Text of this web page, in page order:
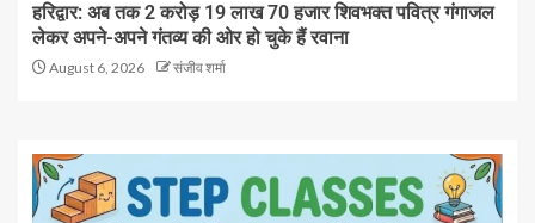
हरिद्वार: अब तक 2 करोड़ 19 लाख 70 हजार शिवभक्त पवित्र गंगाजल
लेकर अपने-अपने गंतव्य की ओर हो चुके हैं रवाना
August 6, 2026 संजीव शर्मा